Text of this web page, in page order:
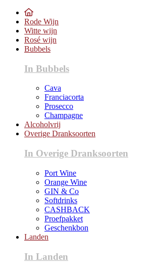
Rode Wijn
Witte wijn
Rosé wijn
Bubbels
In Bubbels
Cava
Franciacorta
Prosecco
Champagne
Alcoholvrij
Overige Dranksoorten
In Overige Dranksoorten
Port Wine
Orange Wine
GIN & Co
Softdrinks
CASHBACK
Proefpakket
Geschenkbon
Landen
In Landen